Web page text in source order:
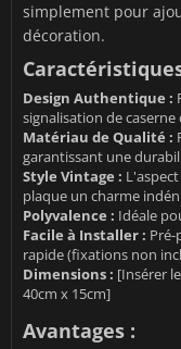
simplement pour
décoration.
Design Authentique :
signalisation de
Matériau de Qualité :
garantissant une
Style Vintage :
plaque un charme
Polyvalence : Idéale
Facile à Installer :
rapide (fixations non
Dimensions : [Insérer
40cm x 15cm]
Avantages :